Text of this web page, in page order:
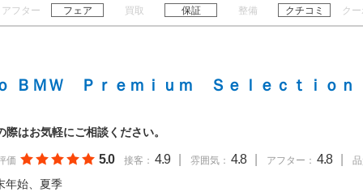
アフター フェア 買取 保証 整備 クチコミ ク
ＢＭＷ Ｐｒｅｍｉｕｍ Ｓｅｌｅｃｔｉｏ
はお気軽にご相談ください。
価 5.0 接客： 4.9 雰囲気： 4.8 アフター： 4.8
年始、夏季